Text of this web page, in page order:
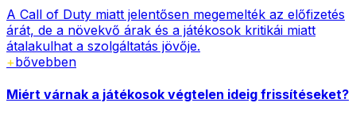
A Call of Duty miatt jelentősen megemelték az előfizetés
árát, de a növekvő árak és a játékosok kritikái miatt
átalakulhat a szolgáltatás jövője.
+bővebben
Miért várnak a játékosok végtelen ideig frissítéseket?